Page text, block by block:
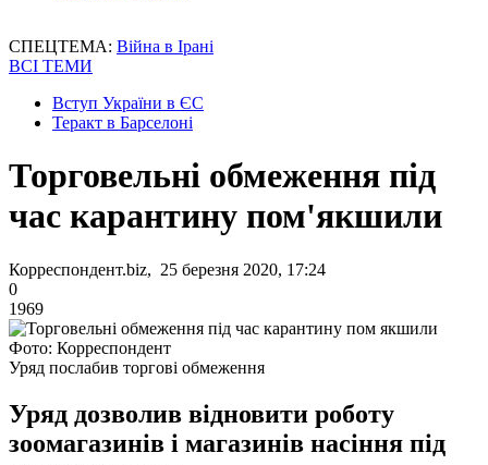
СПЕЦТЕМА: Війна в Ірані
ВСІ ТЕМИ
Вступ України в ЄС
Теракт в Барселоні
Торговельні обмеження під
час карантину пом'якшили
Корреспондент.biz, 25 березня 2020, 17:24
0
1969
Фото: Корреспондент
Уряд послабив торгові обмеження
Уряд дозволив відновити роботу
зоомагазинів і магазинів насіння під